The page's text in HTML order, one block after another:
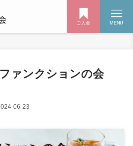
ご入会 MENU
ファンクションの会
06-23